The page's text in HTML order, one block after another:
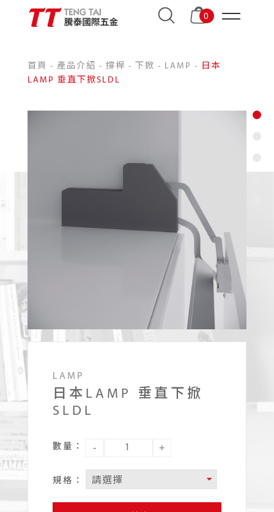
0
首頁 - 產品介紹 - 撐桿 - 下掀 - LAMP -
日本
LAMP 垂直下掀SLDL
LAMP
日本LAMP 垂直下掀
SLDL
數量： +
-
規格：